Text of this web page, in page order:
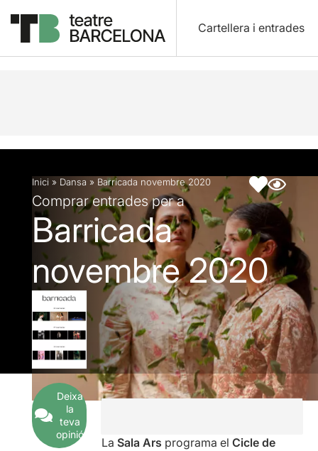
Cartellera i entrades
Descripció Fitxa artística
Inici » Dansa » Barricada novembre 2020
Comprar entrades per a
Barricada
novembre 2020
Deixa
la
teva
opinió
LaSala Ars programa elCicle de